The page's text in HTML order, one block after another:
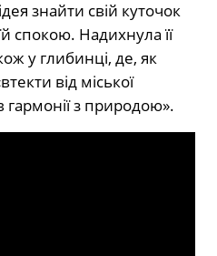
знайти свій куточок
спокою. Надихнула її
у глибинці, де, як
від міської
гармонії з природою».